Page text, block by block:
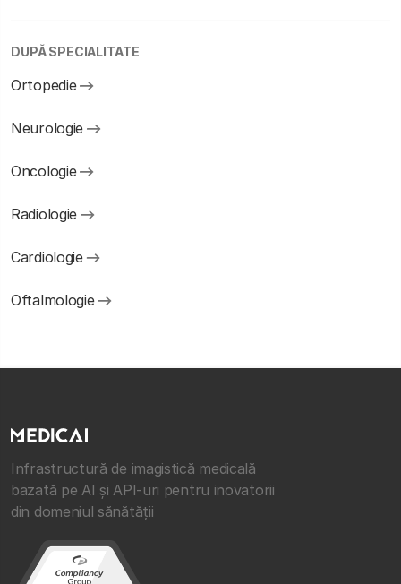
DUPĂ SPECIALITATE
Ortopedie
Neurologie
Oncologie
Radiologie
Cardiologie
Oftalmologie
Infrastructură de imagistică medicală
bazată pe AI și API-uri pentru inovatorii
din domeniul sănătății